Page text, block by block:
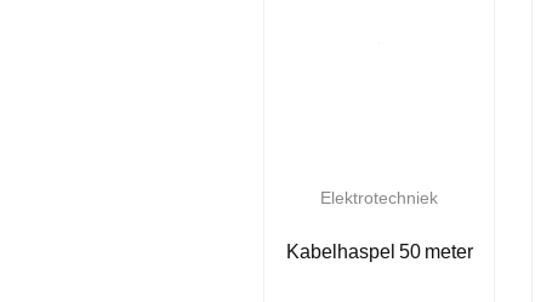
Elektrotechniek
Kabelhaspel 50 meter